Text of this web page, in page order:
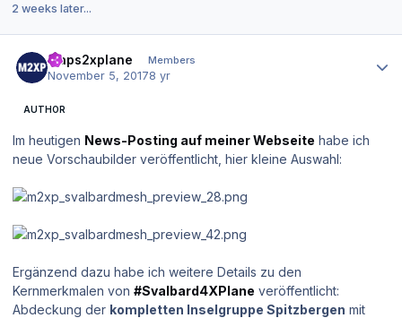
2 weeks later...
maps2xplane Members
November 5, 20178 yr
AUTHOR
Im heutigen News-Posting auf meiner Webseite habe ich
neue Vorschaubilder veröffentlicht, hier kleine Auswahl:
Ergänzend dazu habe ich weitere Details zu den
Kernmerkmalen von #Svalbard4XPlane veröffentlicht:
Abdeckung der kompletten Inselgruppe Spitzbergen mit